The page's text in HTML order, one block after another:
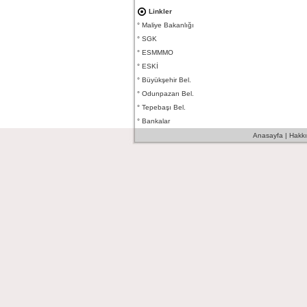
Linkler
° Maliye Bakanlığı
° SGK
° ESMMMO
° ESKİ
° Büyükşehir Bel.
° Odunpazarı Bel.
° Tepebaşı Bel.
° Bankalar
Anasayfa |